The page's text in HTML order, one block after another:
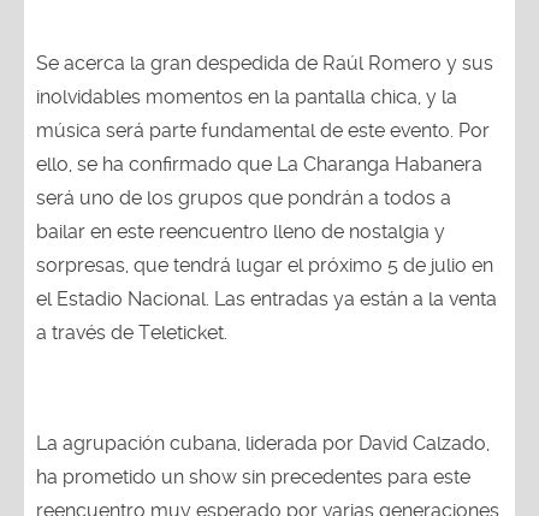
Se acerca la gran despedida de Raúl Romero y sus
inolvidables momentos en la pantalla chica, y la
música será parte fundamental de este evento. Por
ello, se ha confirmado que La Charanga Habanera
será uno de los grupos que pondrán a todos a
bailar en este reencuentro lleno de nostalgia y
sorpresas, que tendrá lugar el próximo 5 de julio en
el Estadio Nacional. Las entradas ya están a la venta
a través de Teleticket.
La agrupación cubana, liderada por David Calzado,
ha prometido un show sin precedentes para este
reencuentro muy esperado por varias generaciones